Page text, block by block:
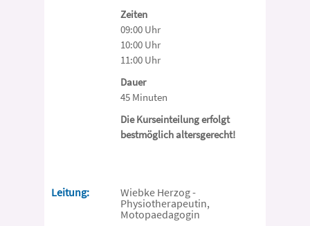
Zeiten
09:00 Uhr
10:00 Uhr
11:00 Uhr
Dauer
45 Minuten
Die Kurseinteilung erfolgt
bestmöglich altersgerecht!
Leitung:
Wiebke Herzog -
Physiotherapeutin,
Motopaedagogin